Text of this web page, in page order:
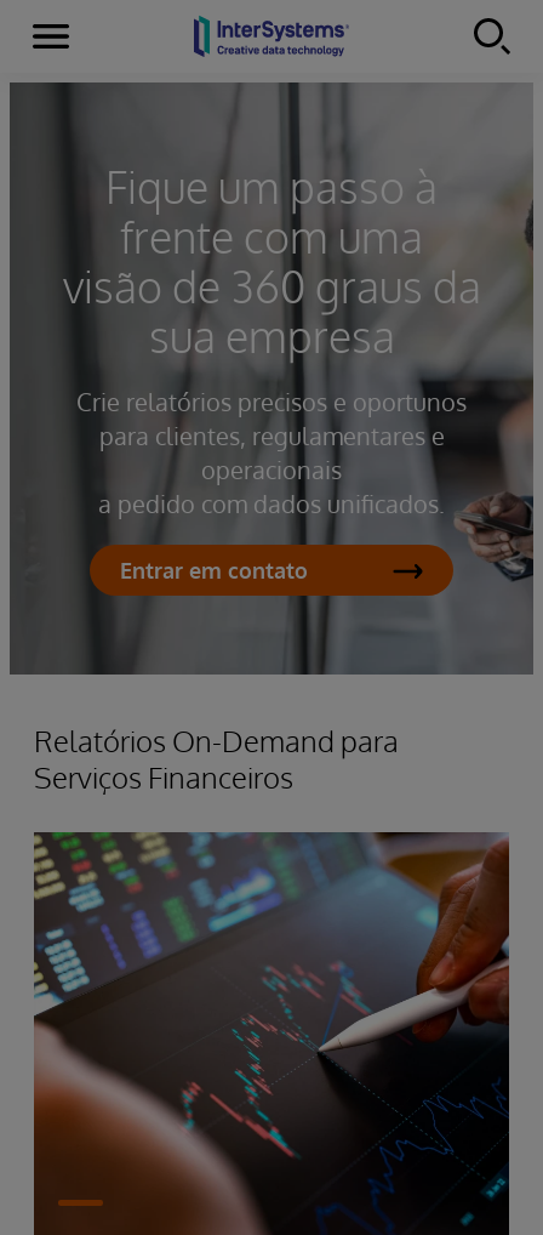
Skip to content
Menu
Fique um passo à
frente com uma
visão de 360 graus da
sua empresa
Crie relatórios precisos e oportunos
para clientes, regulamentares e
operacionais
a pedido com dados unificados.
Entrar em contato
Relatórios On-Demand para
Serviços Financeiros